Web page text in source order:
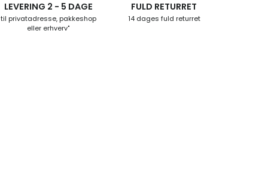
LEVERING 2 - 5 DAGE
til privatadresse, pakkeshop
eller erhverv"
FULD RETURRET
14 dages fuld returret